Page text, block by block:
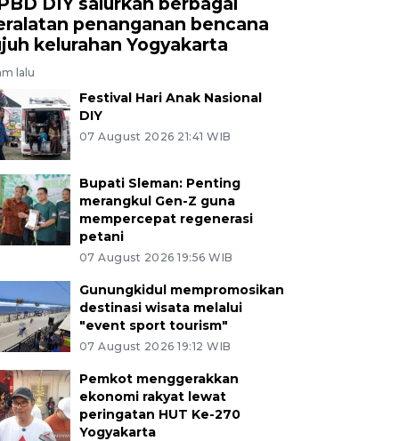
penanganan bencana
kelurahan Yogyakarta
lalu
Festival Hari Anak Nasional
DIY
07 August 2026 21:41 WIB
Bupati Sleman: Penting
merangkul Gen-Z guna
mempercepat regenerasi
petani
07 August 2026 19:56 WIB
Gunungkidul mempromosikan
destinasi wisata melalui
"event sport tourism"
07 August 2026 19:12 WIB
Pemkot menggerakkan
ekonomi rakyat lewat
peringatan HUT Ke-270
Yogyakarta